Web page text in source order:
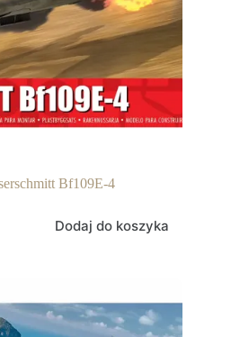
Bf109E-4
Dodaj do koszyka